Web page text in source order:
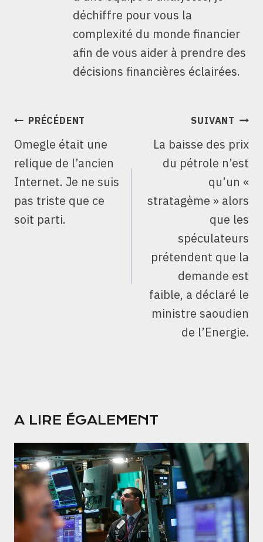
déchiffre pour vous la
complexité du monde financier
afin de vous aider à prendre des
décisions financières éclairées.
NAVIGATION
L’ARTICLE
PRÉCÉDENT
Omegle était une
relique de l’ancien
Internet. Je ne suis
pas triste que ce
soit parti.
SUIVANT
La baisse des prix
du pétrole n’est
qu’un «
stratagème » alors
que les
spéculateurs
prétendent que la
demande est
faible, a déclaré le
ministre saoudien
de l’Energie.
A LIRE ÉGALEMENT